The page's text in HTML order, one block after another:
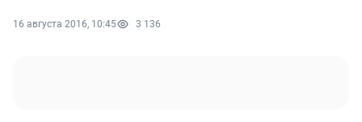
16 августа 2016, 10:45 3 136